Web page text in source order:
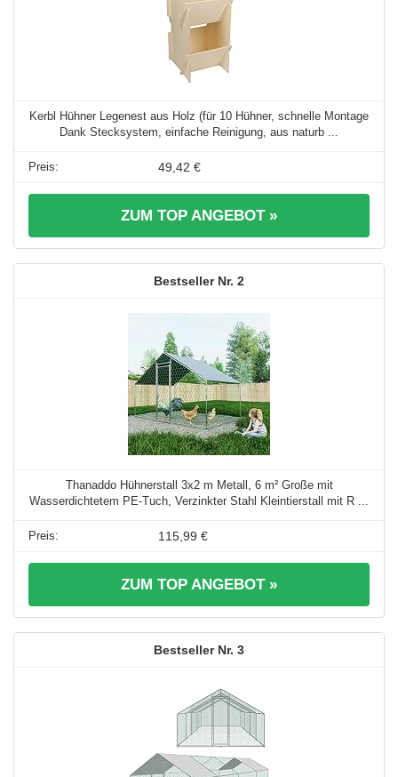
Kerbl Hühner Legenest aus Holz (für 10 Hühner, schnelle Montage
Dank Stecksystem, einfache Reinigung, aus naturb ...
49,42 €
ZUM TOP ANGEBOT »
2
Thanaddo Hühnerstall 3x2 m Metall, 6 m² Große mit
Wasserdichtetem PE-Tuch, Verzinkter Stahl Kleintierstall mit R ...
115,99 €
ZUM TOP ANGEBOT »
3